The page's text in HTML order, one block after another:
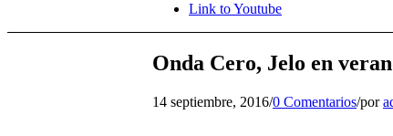
Link to Youtube
Onda Cero, Jelo en
14 septiembre, 2016/0 Comentarios/por